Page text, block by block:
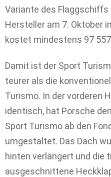
Variante des
Hersteller am 7. Oktober
kostet mindestens 97 557
Damit ist der Sport
teurer als die
Turismo. In der vorderen
identisch, hat Porsche
Sport Turismo ab den
umgestaltet. Das Dach
hinten verlängert und die
ausgeschnittene